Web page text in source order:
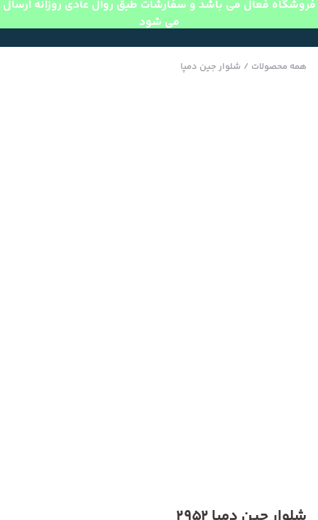
فروشگاه فعال می باشد و سفارشات طبق روال عادی روزانه ارسال
می شود
همه محصولات / شلوار جین دمپا